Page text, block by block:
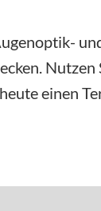
einen